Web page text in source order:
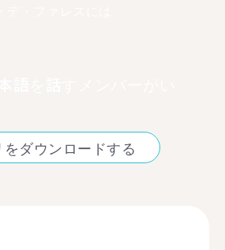
をダウンロードする